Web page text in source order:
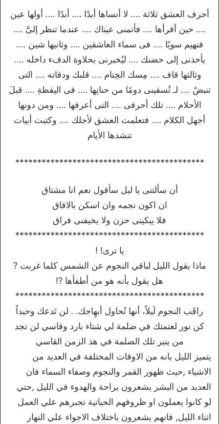
أحرف العشق ثلاثة …. لا أنساها أبدًا …. أبدًا …. أولها عين
…. حين أقرأها …. فأتمنى عيناك …. عندما تنظر إلىَّ ….
فنهيم سويًا …. فى سماء العاشقين …. وثانيها شين ….
يأخذنى إلى حضنك …. ليُخبرنى بحلاوة الدفء داخله ….
وثالثها قاف …. مِسك الخِتام …. قلبك ودقاته …. التى
تنبضُ …. لـ تُسقينى دومًا من حنانِها …. فى اليقظةِ …. قبلَ
الأحلام …. تلك أحرفى …. التى أعرفها …. ومن دونها
أجهل الكلام …. فتعلمت العشق لأجلك …. وكتبت أبيات
تنشدها الأيام
*******************************************
أن سألتنى يا ليل سأقول نعم انا مشتاق
ان اكون نجمه وان اسكن بالافاق
فلا يبكينى حزن ولا يخيفنى فراق
*******************************************
يا ترى! !
ماذا يقول الليل لباقي النجوم عن الشمس كلما غربت ?
هل يقول بأنه هو من أطفأها ?!
*******************************************
راقَب النجوم لَيلاً، أنها تُحاول أبهِاجك. . لن تَدعك وحيداً
كن نور لعتمتك في ضلمة لي شتاء بارد وقاسي لن تجد
من ينير تلك الضلمة في هذ الزمن القاسي
يتميز الليل بانه من الاوقات المختلفة في العديد من
الاشياء ,حيث ظهور القمر والنجوم وصفاء السماء فان
العديد من البشر يشعرون براحة والهدوء في الليل ,حتي
لو كانوا يعملون او ظروفهم الحياتية تجبرهم علي العمل
اثناء الليل, فانهم يشعرون باختلاف الاجواء علي النهار